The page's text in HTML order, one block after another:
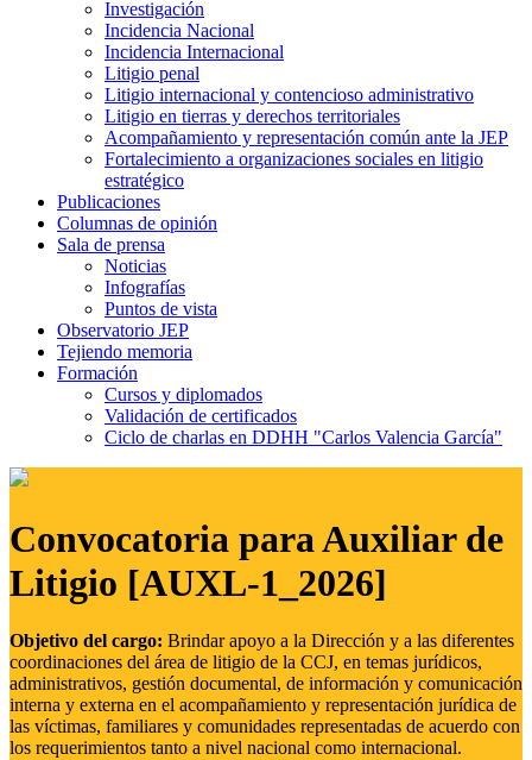
Investigación
Incidencia Nacional
Incidencia Internacional
Litigio penal
Litigio internacional y contencioso administrativo
Litigio en tierras y derechos territoriales
Acompañamiento y representación común ante la JEP
Fortalecimiento a organizaciones sociales en litigio
estratégico
Publicaciones
Columnas de opinión
Sala de prensa
Noticias
Infografías
Puntos de vista
Observatorio JEP
Tejiendo memoria
Formación
Cursos y diplomados
Validación de certificados
Ciclo de charlas en DDHH "Carlos Valencia García"
Convocatoria para Auxiliar de
Litigio [AUXL-1_2026]
Objetivo del cargo: Brindar apoyo a la Dirección y a las diferentes
coordinaciones del área de litigio de la CCJ, en temas jurídicos,
administrativos, gestión documental, de información y comunicación
interna y externa en el acompañamiento y representación jurídica de
las víctimas, familiares y comunidades representadas de acuerdo con
los requerimientos tanto a nivel nacional como internacional.